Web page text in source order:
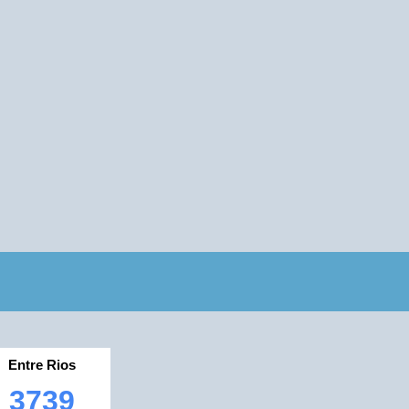
Entre Rios
3739